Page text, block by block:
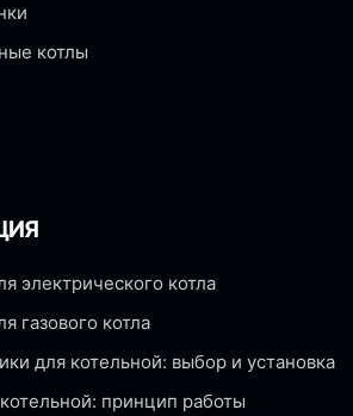
котлы
электрического котла
газового котла
для котельной: выбор и установка
принцип работы